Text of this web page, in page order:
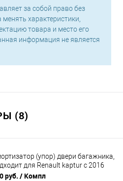
за собой право без
характеристики,
товара и место его
информация не является
(8)
(упор) двери багажника,
для Renault kaptur с 2016
(904518867R)
руб. / Компл